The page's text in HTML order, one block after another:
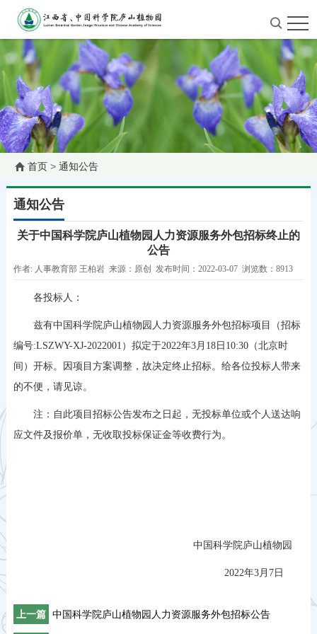
首页> 通知公告
通知公告
关于中国科学院庐山植物园人力资源服务外包招标终止的
公告
作者: 人事教育部 王柏岩 来源：原创 发布时间：2022-03-07 浏览数：8913
各投标人：
兹有中国科学院庐山植物园人力资源服务外包招标项目（招标
编号:LSZWY-XJ-2022001）拟定于2022年3月18日10:30（北京时
间）开标。因项目方案调整，故决定终止招标。给各位投标人带来
的不便，请见谅。
注：自此项目招标公告发布之日起，无投标单位或个人送达响
应文件及报价单，无收取投标保证金等收费行为。
中国科学院庐山植物园
2022年3月7日
上一篇 中国科学院庐山植物园人力资源服务外包招标公告